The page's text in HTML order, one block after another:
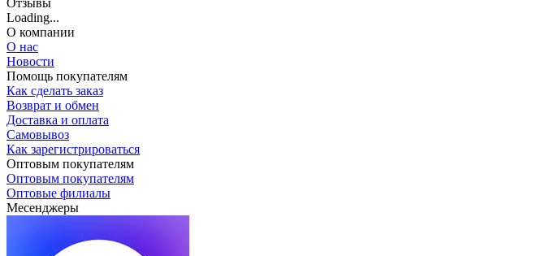
Отзывы
Loading...
О компании
О нас
Новости
Помощь покупателям
Как сделать заказ
Возврат и обмен
Доставка и оплата
Самовывоз
Как зарегистрироваться
Оптовым покупателям
Оптовым покупателям
Оптовые филиалы
Месенджеры